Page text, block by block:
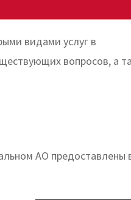
видами услуг в
вопросов, а
АО предоставлены